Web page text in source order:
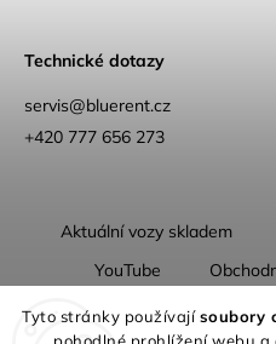
Tyto stránky používajísoubory
Technické dotazy
servis@bluerent.cz
+420 777 656 273
Aktuální vozy skladem
YouTube
O